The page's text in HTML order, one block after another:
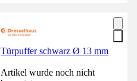
Türpuffer schwarz Ø 13 mm
Artikel wurde noch nicht